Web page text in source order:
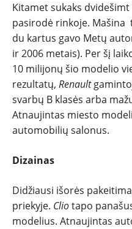
Kitаmet sukaks
pasirodė rinkoje. Mašina
du kartus gavo Metų
ir 2006 metais). Per šį
10 milijonų šio modelio
rezultatų, Renault
svarbų B klasės arba
Atnaujintas miesto
automobilių salonus.
Dizainas
Didžiausi išorės
priekyje. Cliotapo
modelius. Atnaujintas